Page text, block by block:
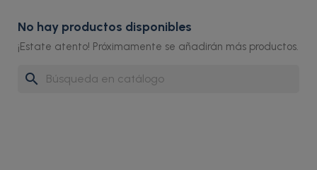
No hay productos disponibles
¡Estate atento! Próximamente se añadirán más productos.
search